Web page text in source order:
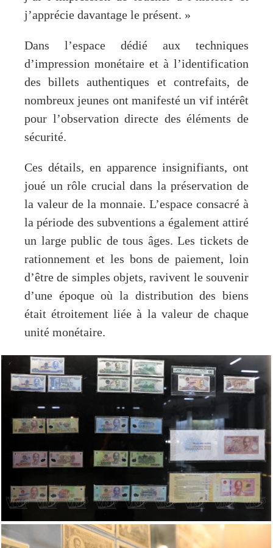
j’apprécie davantage le présent. »
Dans l’espace dédié aux techniques
d’impression monétaire et à l’identification
des billets authentiques et contrefaits, de
nombreux jeunes ont manifesté un vif intérêt
pour l’observation directe des éléments de
sécurité.
Ces détails, en apparence insignifiants, ont
joué un rôle crucial dans la préservation de
la valeur de la monnaie. L’espace consacré à
la période des subventions a également attiré
un large public de tous âges. Les tickets de
rationnement et les bons de paiement, loin
d’être de simples objets, ravivent le souvenir
d’une époque où la distribution des biens
était étroitement liée à la valeur de chaque
unité monétaire.